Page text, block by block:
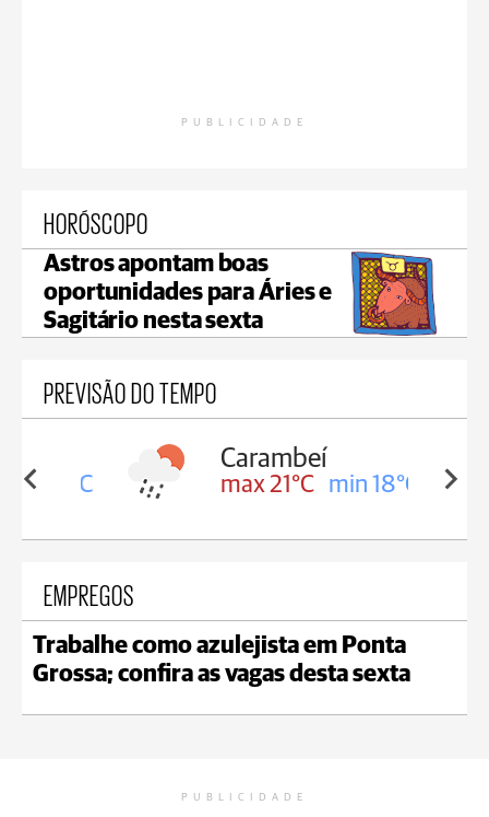
PUBLICIDADE
HORÓSCOPO
Astros apontam boas
oportunidades para Áries e
Sagitário nesta sexta
PREVISÃO DO TEMPO
18°C
Carambeí
max 21°C min 18°C
EMPREGOS
Trabalhe como azulejista em Ponta
Grossa; confira as vagas desta sexta
PUBLICIDADE